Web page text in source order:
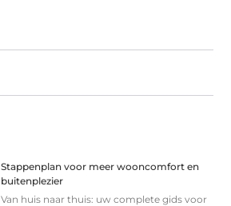
Stappenplan voor meer wooncomfort en
buitenplezier
Van huis naar thuis: uw complete gids voor